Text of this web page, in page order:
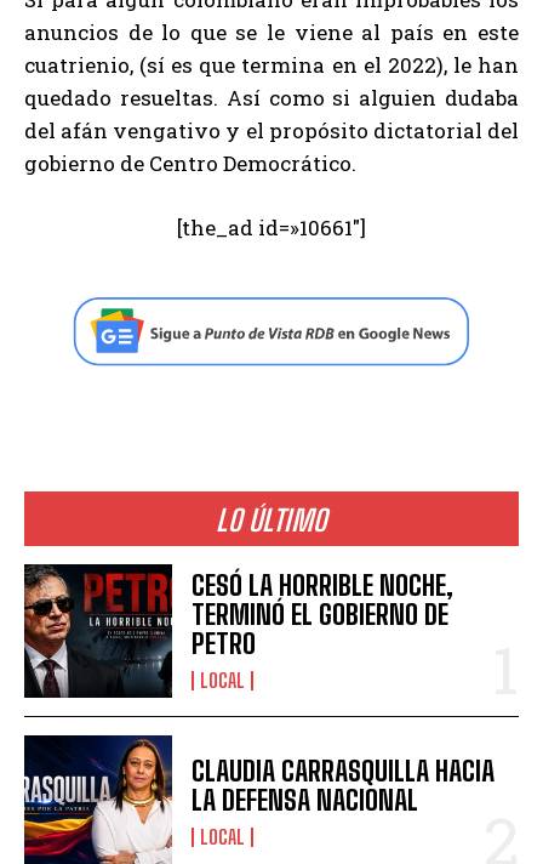
anuncios de lo que se le viene al país en este
cuatrienio, (sí es que termina en el 2022), le han
quedado resueltas. Así como si alguien dudaba
del afán vengativo y el propósito dictatorial del
gobierno de Centro Democrático.
[the_ad id=»10661″]
LO ÚLTIMO
CESÓ LA HORRIBLE NOCHE,
TERMINÓ EL GOBIERNO DE
PETRO
LOCAL
CLAUDIA CARRASQUILLA HACIA
LA DEFENSA NACIONAL
LOCAL